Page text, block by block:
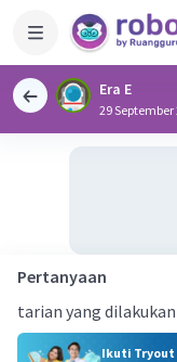
Era E
29 September
Pertanyaan
tarian yang
Ikuti Tryout